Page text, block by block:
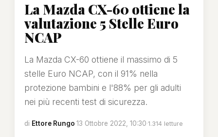
La Mazda CX-60 ottiene la
valutazione 5 Stelle Euro
NCAP
La Mazda CX-60 ottiene il massimo di 5
stelle Euro NCAP, con il 91% nella
protezione bambini e l'88% per gli adulti
nei più recenti test di sicurezza.
di Ettore Rungo·13 Ottobre 2022, 10:30·1.314 letture